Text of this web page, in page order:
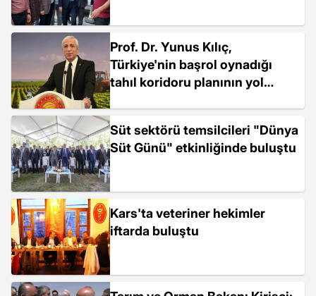
Prof. Dr. Yunus Kılıç,
Türkiye'nin başrol oynadığı
tahıl koridoru planının yol
Süt sektörü temsilcileri "Dünya
Süt Günü" etkinliğinde buluştu
Kars'ta veteriner hekimler
iftarda buluştu